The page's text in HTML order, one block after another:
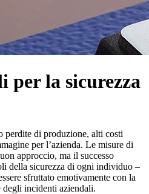
per la sicurezza
perdite di produzione, alti costi
per l’azienda. Le misure di
approccio, ma il successo
della sicurezza di ogni individuo –
sfruttato emotivamente con la
degli incidenti aziendali.